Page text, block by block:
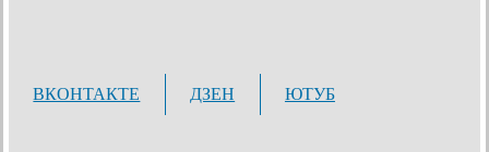
ВКОНТАКТЕ ДЗЕН ЮТУБ